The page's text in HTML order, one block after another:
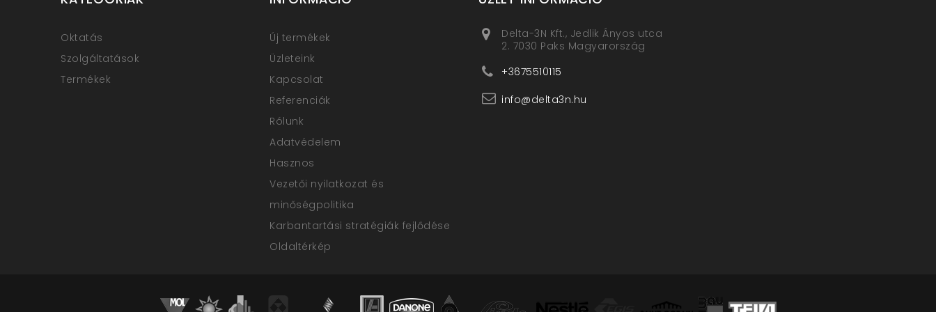
Oktatás
Szolgáltatások
Termékek
Új termékek
Üzleteink
Kapcsolat
Referenciák
Rólunk
Adatvédelem
Hasznos
Vezetői nyilatkozat és
minőségpolitika
Karbantartási stratégiák fejlődése
Oldaltérkép
Delta-3N Kft., Jedlik Ányos utca
2. 7030 Paks Magyarország
+3675510115
info@delta3n.hu